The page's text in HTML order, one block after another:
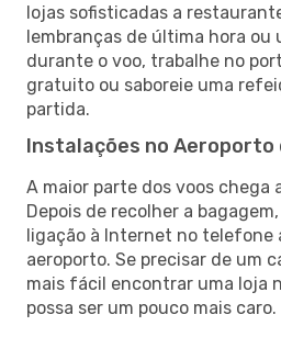
lojas sofisticadas a
lembranças de última hora ou
durante o voo, trabalhe no
gratuito ou saboreie uma
partida.
Instalações no Aeroporto
A maior parte dos voos chega
Depois de recolher a
ligação à Internet no telefone
aeroporto. Se precisar de um
mais fácil encontrar uma loja
possa ser um pouco mais caro.